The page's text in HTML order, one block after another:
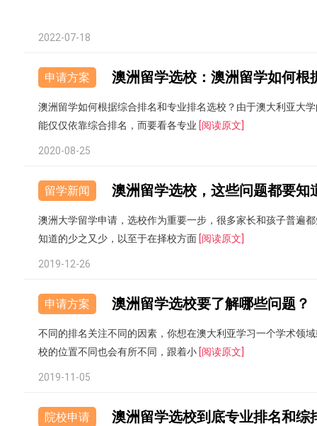
2022-07-18
申请方案
澳洲留学如何根据综合排名和专业排名选校？由于澳大利亚大
能仅仅依靠综合排名，而要看各专业 [阅读原文]
2020-08-25
留学新闻 澳洲留学选校，这些问题都要知
澳洲大学留学申请，选校作为重要一步，很多家长和孩子普遍
知道的少之又少，以至于在择校方面 [阅读原文]
2019-12-26
申请方案 澳洲留学选校要了解哪些问题？
不同的排名关注不同的因素，你想在澳大利亚学习一个学术领
校的位置不同也会有所不同，跟着小 [阅读原文]
2019-11-05
院校申请 澳洲留学选校到底专业排名和综